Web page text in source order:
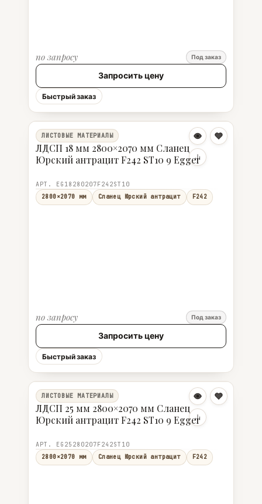
по запросу Под заказ
Запросить цену
Быстрый заказ
ЛИСТОВЫЕ МАТЕРИАЛЫ
ЛДСП 18 мм 2800×2070 мм Сланец
Юрский антрацит F242 ST10 9 Egger
АРТ. EG18280207F242ST10
2800×2070 мм
Сланец Юрский антрацит F242
по запросу Под заказ
Запросить цену
Быстрый заказ
ЛИСТОВЫЕ МАТЕРИАЛЫ
ЛДСП 25 мм 2800×2070 мм Сланец
Юрский антрацит F242 ST10 9 Egger
АРТ. EG25280207F242ST10
2800×2070 мм
Сланец Юрский антрацит F242